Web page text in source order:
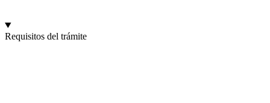
Requisitos del trámite